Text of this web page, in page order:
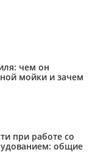
чем он
мойки и зачем
при работе со
общие